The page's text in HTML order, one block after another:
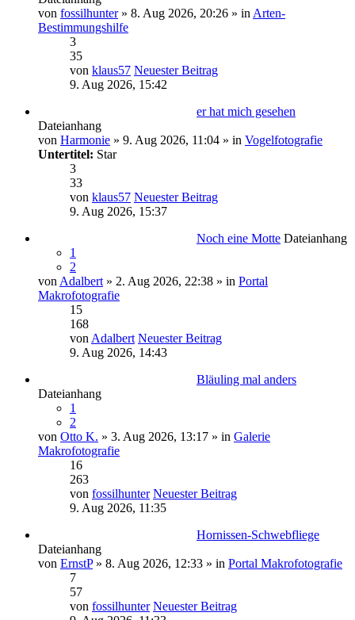
von fossilhunter» 8. Aug 2026, 20:26 » in Arten-
Bestimmungshilfe
3
35
von klaus57 Neuester Beitrag
9. Aug 2026, 15:42
er hat mich gesehen
Dateianhang
von Harmonie » 9. Aug 2026, 11:04 » in Vogelfotografie
Untertitel: Star
3
33
von klaus57 Neuester Beitrag
9. Aug 2026, 15:37
Noch eine Motte Dateianhang
1
2
von Adalbert » 2. Aug 2026, 22:38 » in Portal
Makrofotografie
15
168
von Adalbert Neuester Beitrag
9. Aug 2026, 14:43
Bläuling mal anders
Dateianhang
1
2
von Otto K. » 3. Aug 2026, 13:17 » in Galerie
Makrofotografie
16
263
von fossilhunter Neuester Beitrag
9. Aug 2026, 11:35
Hornissen-Schwebfliege
Dateianhang
von ErnstP» 8. Aug 2026, 12:33 » in Portal Makrofotografie
7
57
von fossilhunter Neuester Beitrag